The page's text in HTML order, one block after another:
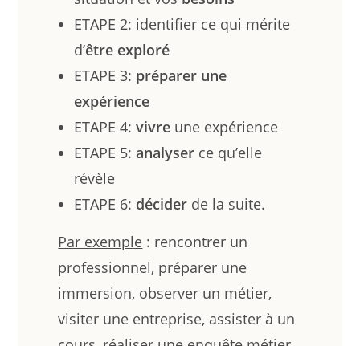
ETAPE 2: identifier ce qui mérite
d’être exploré
ETAPE 3: préparer une
expérience
ETAPE 4:vivre une expérience
ETAPE 5:analyser ce qu’elle
révèle
ETAPE 6: décider de la suite.
Par exemple : rencontrer un
professionnel, préparer une
immersion, observer un métier,
visiter une entreprise, assister à un